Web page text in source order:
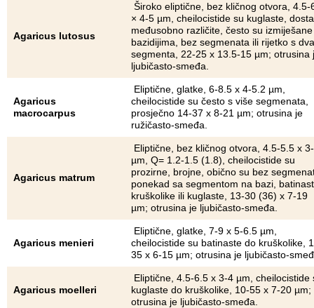
Agaricus lutosus
Široko eliptične, bez kličnog otvora, 4.5-
× 4-5 µm, cheilocistide su kuglaste, dosta
međusobno različite, često su
bazidijima, bez segmenata ili rijetko s dva
segmenta, 22-25 x 13.5-15 µm; otrusina
ljubičasto-smeđa.
Agaricus
macrocarpus
Eliptične, glatke, 6-8.5 x 4-5.2 µm,
cheilocistide su često s više segmenata,
prosječno 14-37 x 8-21 µm; otrusina je
ružičasto-smeđa.
Agaricus matrum
Eliptične, bez kličnog otvora, 4.5-5.5 x
µm, Q= 1.2-1.5 (1.8), cheilocistide su
prozirne, brojne, obično su bez
ponekad sa segmentom na bazi,
kruškolike ili kuglaste, 13-30 (36) x 7-19
µm; otrusina je ljubičasto-smeđa.
Agaricus menieri
Eliptične, glatke, 7-9 x 5-6.5 µm,
cheilocistide su batinaste do kruškolike,
35 x 6-15 µm; otrusina je ljubičasto-
Agaricus moelleri
Eliptične, 4.5-6.5 x 3-4 µm, cheilocistide
kuglaste do kruškolike, 10-55 x 7-20 µm;
otrusina je ljubičasto-smeđa.